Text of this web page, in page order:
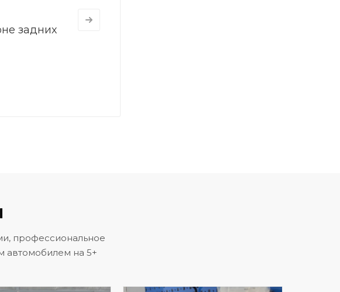
задних
профессиональное
автомобилем на 5+